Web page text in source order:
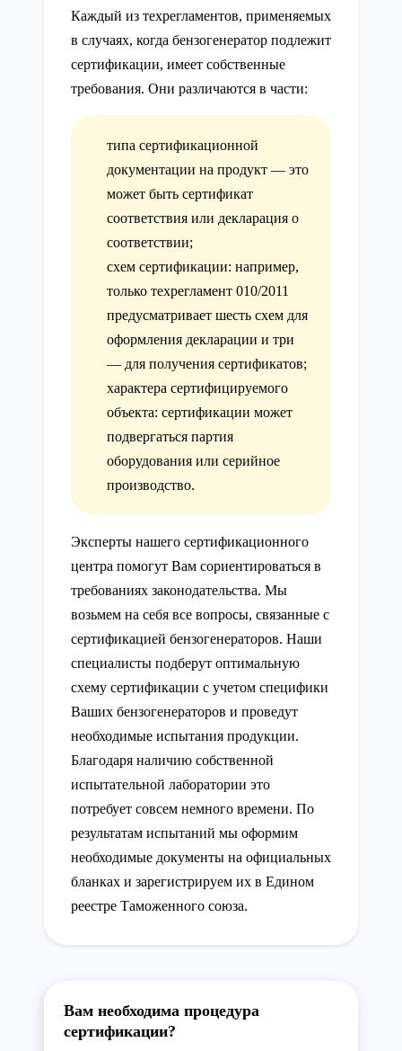
Каждый из техрегламентов, применяемых
в случаях, когда бензогенератор подлежит
сертификации, имеет собственные
требования. Они различаются в части:
типа сертификационной
документации на продукт — это
может быть сертификат
соответствия или декларация о
соответствии;
схем сертификации: например,
только техрегламент 010/2011
предусматривает шесть схем для
оформления декларации и три
— для получения сертификатов;
характера сертифицируемого
объекта: сертификации может
подвергаться партия
оборудования или серийное
производство.
Эксперты нашего сертификационного
центра помогут Вам сориентироваться в
требованиях законодательства. Мы
возьмем на себя все вопросы, связанные с
сертификацией бензогенераторов. Наши
специалисты подберут оптимальную
схему сертификации с учетом специфики
Ваших бензогенераторов и проведут
необходимые испытания продукции.
Благодаря наличию собственной
испытательной лаборатории это
потребует совсем немного времени. По
результатам испытаний мы оформим
необходимые документы на официальных
бланках и зарегистрируем их в Едином
реестре Таможенного союза.
Вам необходима процедура
сертификации?